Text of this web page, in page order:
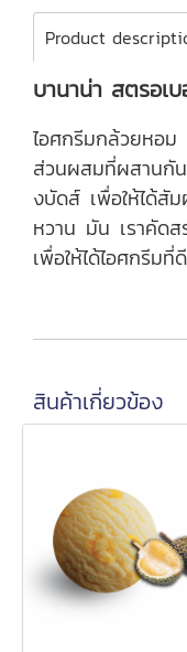
Product
บานาน่า สตรอเ
ไอศกรีมกล้วยห
ส่วนผสมที่ผสาน
งบัดส์ เพื่อให้ได้สั
หวาน มัน เราคัด
เพื่อให้ได้ไอศกรีม
สินค้าเกี่ยวข้อง